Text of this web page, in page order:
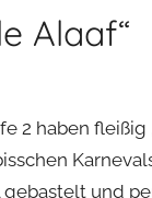
Alaaf“
2 haben
gebastelt und